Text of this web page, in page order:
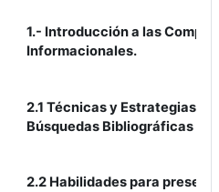
1.- Introducción a las
Informacionales.
2.1 Técnicas y Estrategias de
Búsquedas Bibliográficas
2.2 Habilidades para